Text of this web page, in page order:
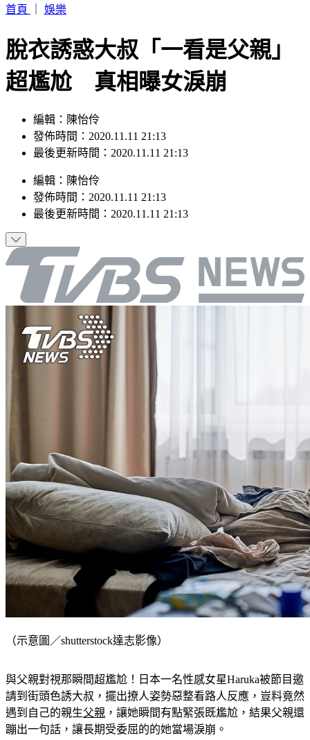
棄守
脫衣誘惑大叔「一看是父親」
超尷尬 真相曝女淚崩
編輯：陳怡伶
發佈時間：2020.11.11 21:13
編輯：陳怡伶
發佈時間：2020.11.11 21:13
與父親對視那瞬間超尷尬！日本一名性感女星Haruka被節目邀
請到街頭色誘大叔，擺出撩人姿勢惡整看路人反應，豈料竟然
遇到自己的親生父親，讓她瞬間有點緊張既尷尬，結果父親還